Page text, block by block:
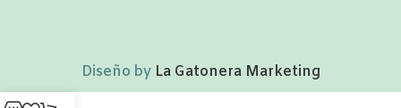
Diseño by La Gatonera Marketing